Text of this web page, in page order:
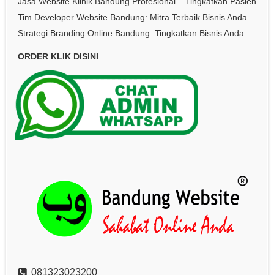
Tim Developer Website Bandung: Mitra Terbaik Bisnis Anda
Strategi Branding Online Bandung: Tingkatkan Bisnis Anda
ORDER KLIK DISINI
081323023200